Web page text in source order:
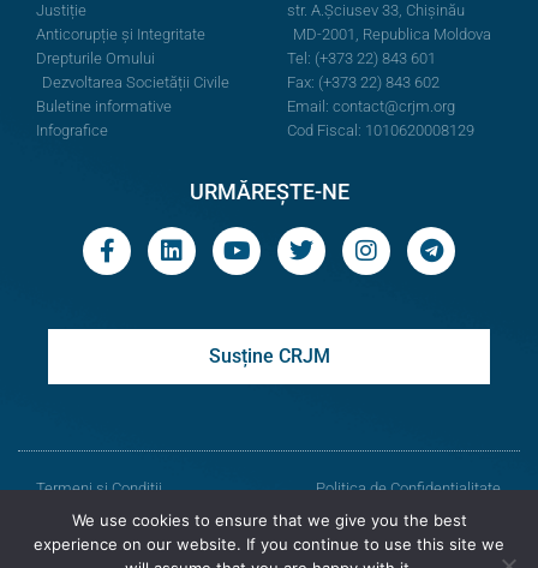
Justiție
Anticorupție și Integritate
Drepturile Omului
Dezvoltarea Societății Civile
Buletine informative
Infografice
str. A.Şciusev 33, Chișinău
MD-2001, Republica Moldova
Tel: (+373 22) 843 601
Fax: (+373 22) 843 602
Email: contact@crjm.org
Cod Fiscal: 1010620008129
URMĂREȘTE-NE
Susține CRJM
Termeni și Condiții
Politica de Confidențialitate
© Toate drepturile rezervate
We use cookies to ensure that we give you the best
experience on our website. If you continue to use this site we